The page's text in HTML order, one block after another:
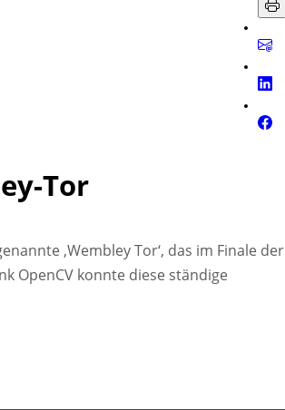
Tor
‚Wembley Tor‘, das im Finale der
OpenCV konnte diese ständige